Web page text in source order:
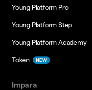
Young Platform Pro
Young Platform Step
Young Platform Academy
Token NEW
Impara